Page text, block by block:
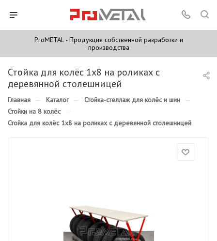
ProMETAL - Продукция собственной разработки и
производства
Стойка для колёс 1х8 на роликах с
деревянной столешницей
Главная — Каталог — Стойка-стеллаж для колёс и шин —
Стойки на 8 колёс —
Стойка для колёс 1х8 на роликах с деревянной столешницей